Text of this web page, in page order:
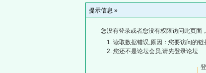
提示信息 »
您没有登录或者您没有权限访问此页面
读取数据错误,原因：您要访问的
您还不是论坛会员,请先登录论坛